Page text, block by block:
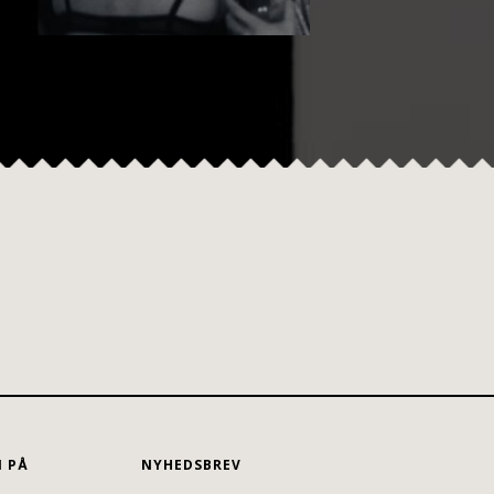
PÅ NYHEDSBREV